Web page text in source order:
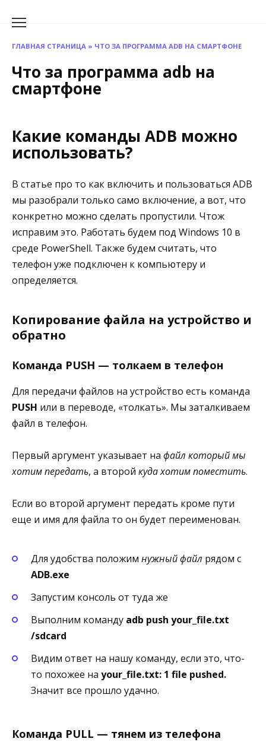
ГЛАВНАЯ СТРАНИЦА » ЧТО ЗА ПРОГРАММА ADB НА СМАРТФОНЕ
Что за программа adb на
смартфоне
Какие команды ADB можно
использовать?
В статье про то как включить и пользоваться ADB
мы разобрали только само включение, а вот, что
конкретно можно сделать пропустили. Чтож
исправим это. Работать будем под Windows 10 в
среде PowerShell. Также будем считать, что
телефон уже подключен к компьютеру и
определяется.
Копирование файла на устройство и
обратно
Команда PUSH — толкаем в телефон
Для передачи файлов на устройство есть команда
PUSH или в переводе, «толкать». Мы заталкиваем
файл в телефон.
Первый аргумент указывает на файл который мы
хотим передать, а второй куда хотим поместить.
Если во второй аргумент передать кроме пути
еще и имя для файла то он будет переименован.
Для удобства положим нужный файл рядом с
ADB.exe
Запустим консоль от туда же
Выполним команду adb push your_file.txt
/sdcard
Видим ответ на нашу команду, если это, что-
то похожее на your_file.txt: 1 file pushed.
Значит все прошло удачно.
Команда PULL — тянем из телефона